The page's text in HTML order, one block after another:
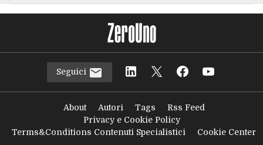
Seguici
About Autori Tags
Rss Feed
Privacy e Cookie Policy
Terms&Conditions Contenuti Specialistici
Cookie Center